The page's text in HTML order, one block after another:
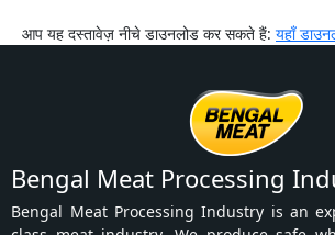
आप यह दस्तावेज़ नीचे डाउनलोड कर सकते हैं: यहाँ
Bengal Meat Processing
Bengal Meat Processing Industry is an